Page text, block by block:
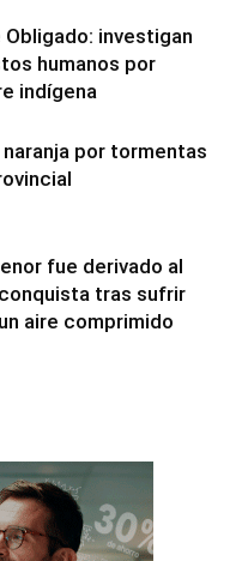
investigan
humanos por
indígena
por tormentas
fue derivado al
tras sufrir
aire comprimido